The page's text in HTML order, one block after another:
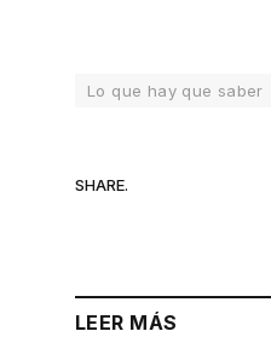
Lo que hay que saber
SHARE.
LEER MÁS